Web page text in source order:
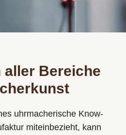
aller Bereiche
uhrmacherische Know-
miteinbezieht, kann